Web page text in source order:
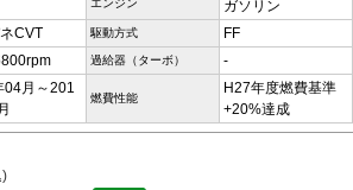
エンジン
ガソリン
CVT 駆動方式 FF
過給器（ターボ） -
04月～201
燃費性能
H27年度燃費基準
+20%達成
)